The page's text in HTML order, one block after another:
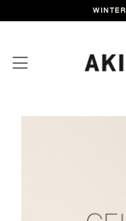
SALE | TODO 50% OFF